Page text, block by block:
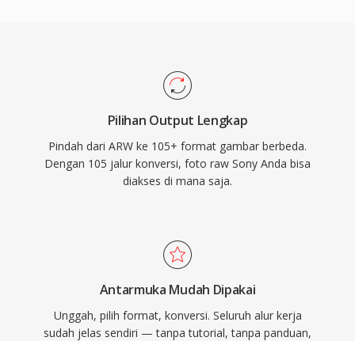
Pilihan Output Lengkap
Pindah dari ARW ke 105+ format gambar berbeda.
Dengan 105 jalur konversi, foto raw Sony Anda bisa
diakses di mana saja.
Antarmuka Mudah Dipakai
Unggah, pilih format, konversi. Seluruh alur kerja
sudah jelas sendiri — tanpa tutorial, tanpa panduan,